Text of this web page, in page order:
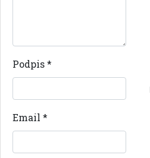
Podpis*
Email *